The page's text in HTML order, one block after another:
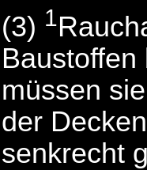
(3) 1
müssen
der
senkrecht